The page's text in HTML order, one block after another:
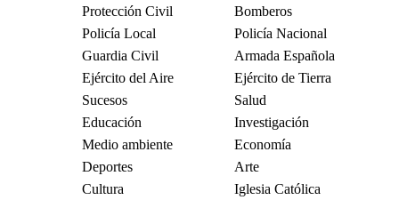
Protección Civil
Bomberos
Policía Local
Policía Nacional
Guardia Civil
Armada Española
Ejército del Aire
Ejército de Tierra
Sucesos
Salud
Educación
Investigación
Medio ambiente
Economía
Deportes
Arte
Cultura
Iglesia Católica